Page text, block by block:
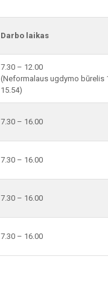
Darbo laikas
7.30 – 12.00
(Neformalaus ugdymo būrelis
15.54)
7.30 – 16.00
7.30 – 16.00
7.30 – 16.00
7.30 – 16.00